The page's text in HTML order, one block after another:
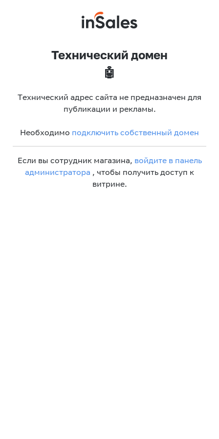
Технический домен
🤖
Технический адрес сайта не предназначен для
публикации и рекламы.
Необходимо подключить собственный домен
Если вы сотрудник магазина, войдите в панель
администратора , чтобы получить доступ к
витрине.